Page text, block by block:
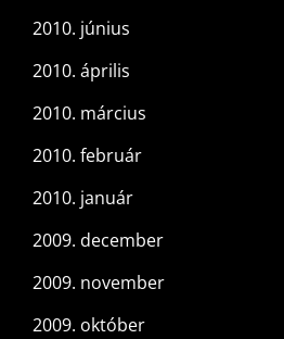
2010. június
2010. április
2010. március
2010. február
2010. január
2009. december
2009. november
2009. október